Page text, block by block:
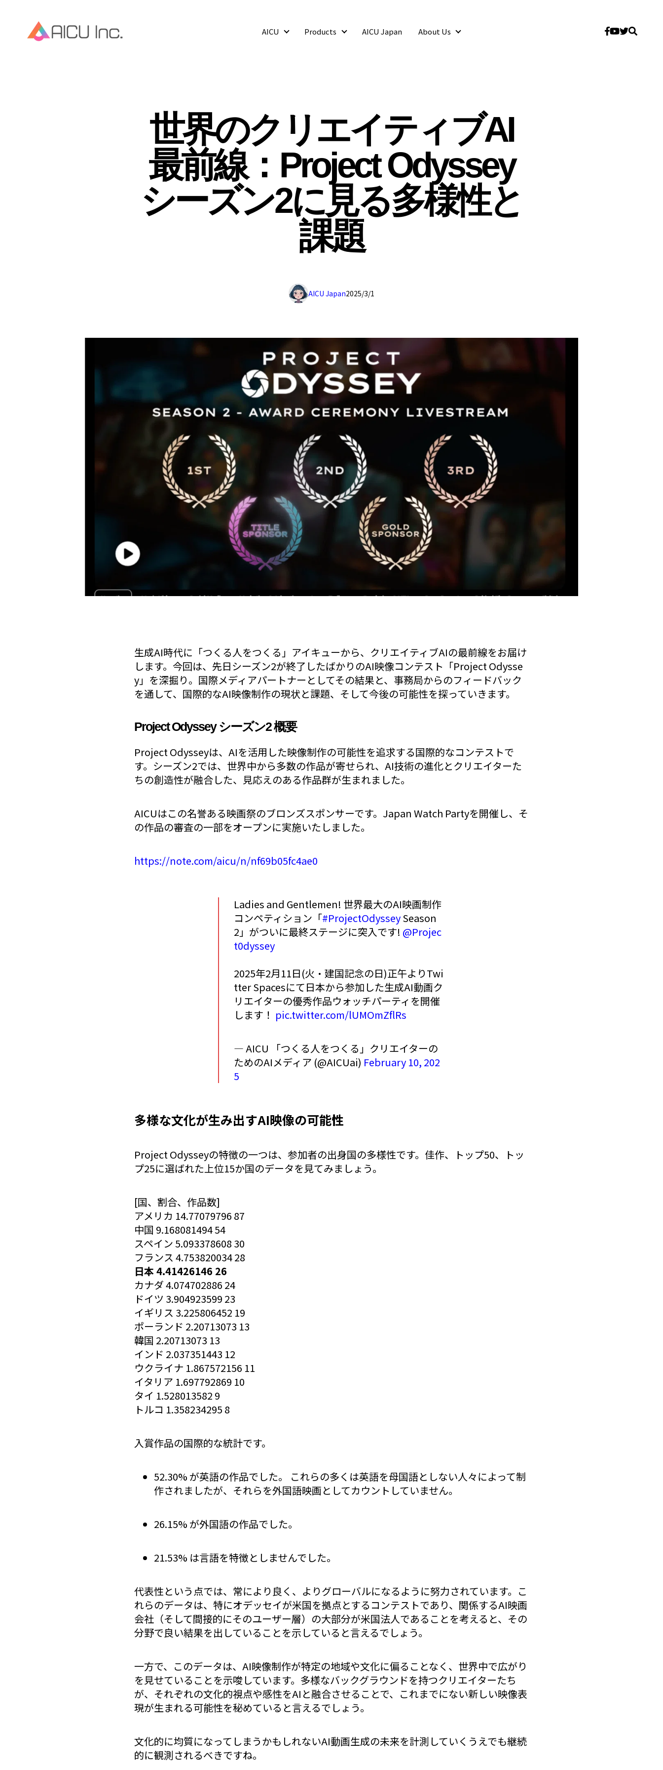
AICU Products AICU Japan About Us
世界のクリエイティブAI
最前線：Project Odyssey
シーズン2に見る多様性と
課題
2025/3/1
AICU Japan
生成AI時代に「つくる人をつくる」アイキューから、クリエイティブAIの最前線をお届け
します。今回は、先日シーズン2が終了したばかりのAI映像コンテスト「Project Odysse
y」を深掘り。国際メディアパートナーとしてその結果と、事務局からのフィードバック
を通して、国際的なAI映像制作の現状と課題、そして今後の可能性を探っていきます。
Project Odyssey シーズン2 概要
Project Odysseyは、AIを活用した映像制作の可能性を追求する国際的なコンテストで
す。シーズン2では、世界中から多数の作品が寄せられ、AI技術の進化とクリエイターた
ちの創造性が融合した、見応えのある作品群が生まれました。
AICUはこの名誉ある映画祭のブロンズスポンサーです。Japan Watch Partyを開催し、そ
の作品の審査の一部をオープンに実施いたしました。
https://note.com/aicu/n/nf69b05fc4ae0
Ladies and Gentlemen! 世界最大のAI映画制作
コンペティション「#ProjectOdysseySeason
2」がついに最終ステージに突入です! @Projec
t0dyssey
2025年2月11日(火・建国記念の日)正午よりTwi
tter Spacesにて日本から参加した生成AI動画ク
リエイターの優秀作品ウォッチパーティを開催
します！ pic.twitter.com/lUMOmZflRs
— AICU 「つくる人をつくる」クリエイターの
ためのAIメディア (@AICUai) February 10, 202
5
多様な文化が生み出すAI映像の可能性
Project Odysseyの特徴の一つは、参加者の出身国の多様性です。佳作、トップ50、トッ
プ25に選ばれた上位15か国のデータを見てみましょう。
[国、割合、作品数]
アメリカ 14.77079796 87
中国 9.168081494 54
スペイン 5.093378608 30
フランス 4.753820034 28
日本 4.41426146 26
カナダ 4.074702886 24
ドイツ 3.904923599 23
イギリス 3.225806452 19
ポーランド 2.20713073 13
韓国 2.20713073 13
インド 2.037351443 12
ウクライナ 1.867572156 11
イタリア 1.697792869 10
タイ 1.528013582 9
トルコ 1.358234295 8
入賞作品の国際的な統計です。
52.30% が英語の作品でした。 これらの多くは英語を母国語としない人々によって制
作されましたが、それらを外国語映画としてカウントしていません。
26.15% が外国語の作品でした。
21.53% は言語を特徴としませんでした。
代表性という点では、常により良く、よりグローバルになるように努力されています。こ
れらのデータは、特にオデッセイが米国を拠点とするコンテストであり、関係するAI映画
会社（そして間接的にそのユーザー層）の大部分が米国法人であることを考えると、その
分野で良い結果を出していることを示していると言えるでしょう。
一方で、このデータは、AI映像制作が特定の地域や文化に偏ることなく、世界中で広がり
を見せていることを示唆しています。多様なバックグラウンドを持つクリエイターたち
が、それぞれの文化的視点や感性をAIと融合させることで、これまでにない新しい映像表
現が生まれる可能性を秘めていると言えるでしょう。
文化的に均質になってしまうかもしれないAI動画生成の未来を計測していくうえでも継続
的に観測されるべきですね。